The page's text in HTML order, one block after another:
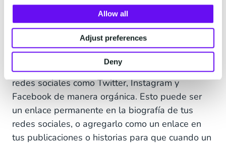
Allow all
Adjust preferences
Deny
resultará mucho más fluido, lo que mantendrá
una buena imagen de tu marca.
En redes sociales (orgánico)
Los puntos de acceso se pueden configurar en
redes sociales como Twitter, Instagram y
Facebook de manera orgánica. Esto puede ser
un enlace permanente en la biografía de tus
redes sociales, o agregarlo como un enlace en
tus publicaciones o historias para que cuando un